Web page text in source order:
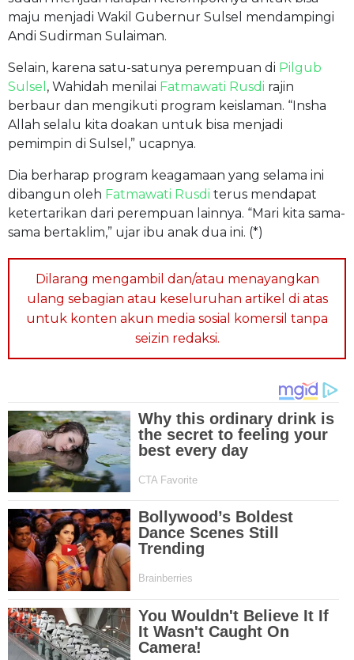
maju menjadi Wakil Gubernur Sulsel mendampingi
Andi Sudirman Sulaiman.
Selain, karena satu-satunya perempuan di Pilgub
Sulsel , Wahidah menilai Fatmawati Rusdi rajin
berbaur dan mengikuti program keislaman. “Insha
Allah selalu kita doakan untuk bisa menjadi
pemimpin di Sulsel,” ucapnya.
Dia berharap program keagamaan yang selama ini
dibangun oleh Fatmawati Rusdi terus mendapat
ketertarikan dari perempuan lainnya. “Mari kita sama-
sama bertaklim,” ujar ibu anak dua ini. (*)
Dilarang mengambil dan/atau menayangkan
ulang sebagian atau keseluruhan artikel di atas
untuk konten akun media sosial komersil tanpa
seizin redaksi.